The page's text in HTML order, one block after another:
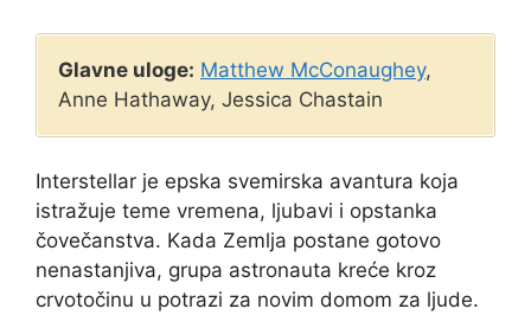
Glavne uloge: Matthew McConaughey,
Anne Hathaway, Jessica Chastain
Interstellar je epska svemirska avantura koja
istražuje teme vremena, ljubavi i opstanka
čovečanstva. Kada Zemlja postane gotovo
nenastanjiva, grupa astronauta kreće kroz
crvotočinu u potrazi za novim domom za ljude.